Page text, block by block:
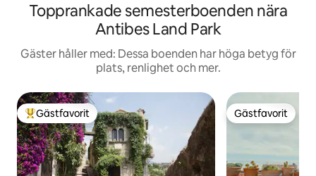
Topprankade semesterboenden nära
Antibes Land Park
Gäster håller med: Dessa boenden har höga betyg för
plats, renlighet och mer.
Populär gästfavorit
Gästfavorit Gästfavorit
Gästfavorit